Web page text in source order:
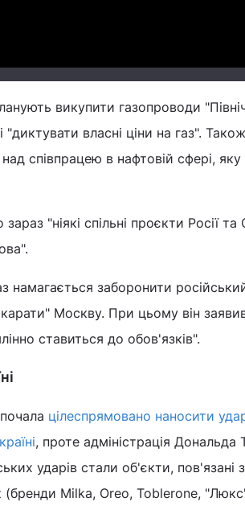
викупити газопроводи
"диктувати власні ціни на газ".
співпрацею в нафтовій сфері,
"ніякі спільні проєкти Росії
заборонити
Москву. При цьому він
ставиться до обов'язків".
цілеспрямовано наносити
, проте адміністрація Дональда
ударів стали об'єкти, пов'язані
Milka, Oreo, Toblerone,